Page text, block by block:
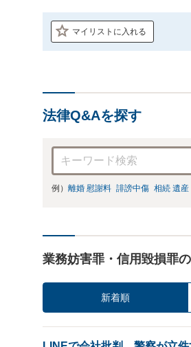
マイリストに入れる
法律Q&Aを探す
例） 離婚 慰謝料 誹謗中傷 相続 遺産
業務妨害罪・信用毀損罪
新着順